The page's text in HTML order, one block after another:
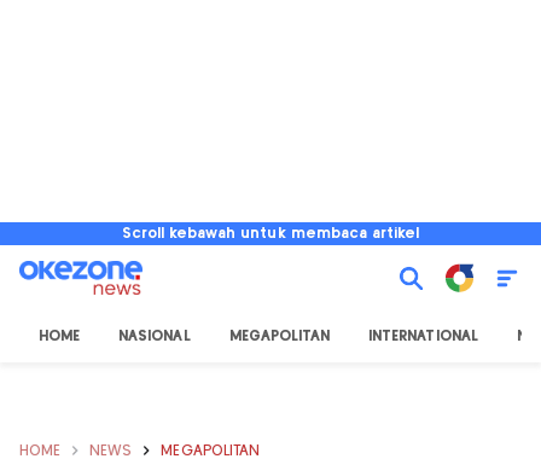
Scroll kebawah untuk membaca artikel
HOME NASIONAL MEGAPOLITAN INTERNATIONAL
HOME NEWS MEGAPOLITAN